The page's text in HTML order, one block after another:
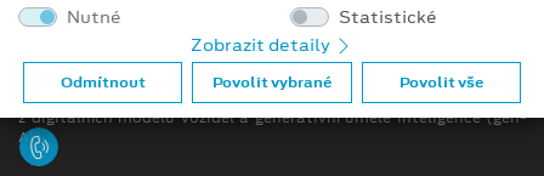
Prohlášení o zpracování údajů konečných zákazníků
Při tvorbě videí a obrázků na tomto webu je využíváno kombinace
tradičních fotografií či videí, počítačem generovaných snímků (CGI)
z digitálních modelů vozidel a generativní umělé inteligence (gen-
AI).
Nutné
Statistické
Zobrazit detaily
Odmítnout Povolit vybrané Povolit vše